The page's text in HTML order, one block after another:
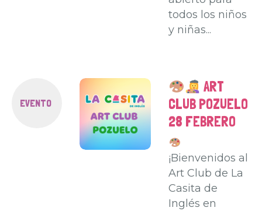
todos los niños
y niñas...
EVENTO
ART
CLUB POZUELO
28 FEBRERO
¡Bienvenidos al
Art Club de La
Casita de
Inglés en